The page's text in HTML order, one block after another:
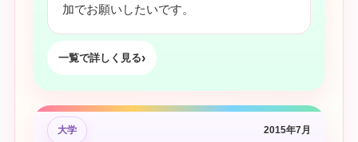
加でお願いしたいです。
一覧で詳しく見る
大学 2015年7月